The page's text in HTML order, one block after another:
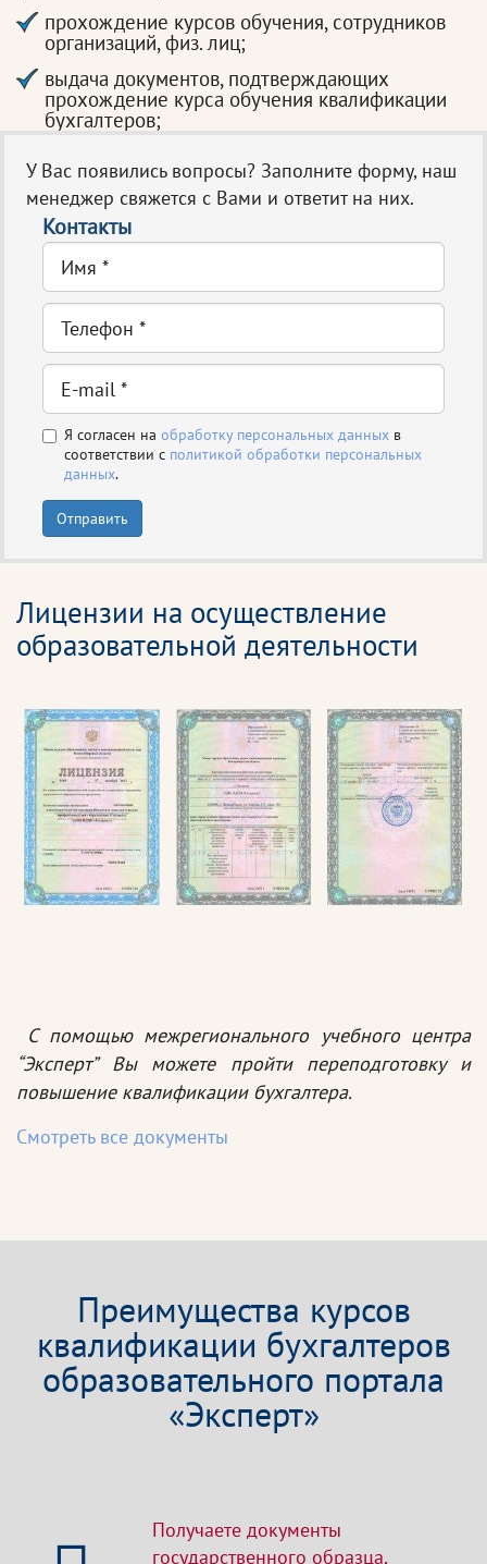
прохождение курсов обучения, сотрудников
организаций, физ. лиц;
выдача документов, подтверждающих
прохождение курса обучения квалификации
бухгалтеров;
У Вас появились вопросы? Заполните форму, наш
менеджер свяжется с Вами и ответит на них.
Контакты
Я согласен на обработку персональных данных в
соответствии с политикой обработки персональных
данных.
Отправить
Лицензии на осуществление
образовательной деятельности
С помощью межрегионального учебного центра
“Эксперт” Вы можете пройти переподготовку и
повышение квалификации бухгалтера.
Смотреть все документы
Преимущества курсов
квалификации бухгалтеров
образовательного портала
«Эксперт»
Получаете документы
государственного образца,